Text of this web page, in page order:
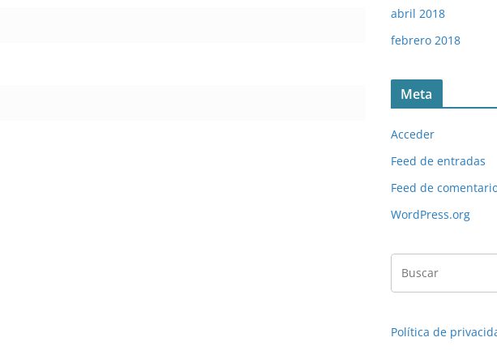
abril 2018
febrero 2018
Meta
Acceder
Feed de entradas
Feed de
WordPress.org
Política de